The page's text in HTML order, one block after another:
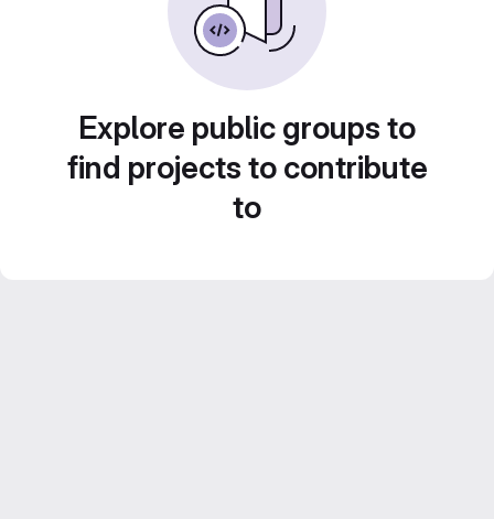
Explore public groups to
find projects to contribute
to